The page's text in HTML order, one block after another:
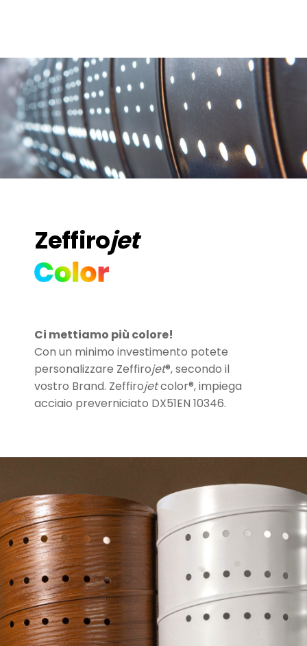
Zeffirojet
Ci mettiamo più colore!
Con un minimo investimento potete
personalizzare Zeffirojet®, secondo il
vostro Brand. Zeffirojetcolor®, impiega
acciaio preverniciato DX51EN 10346.